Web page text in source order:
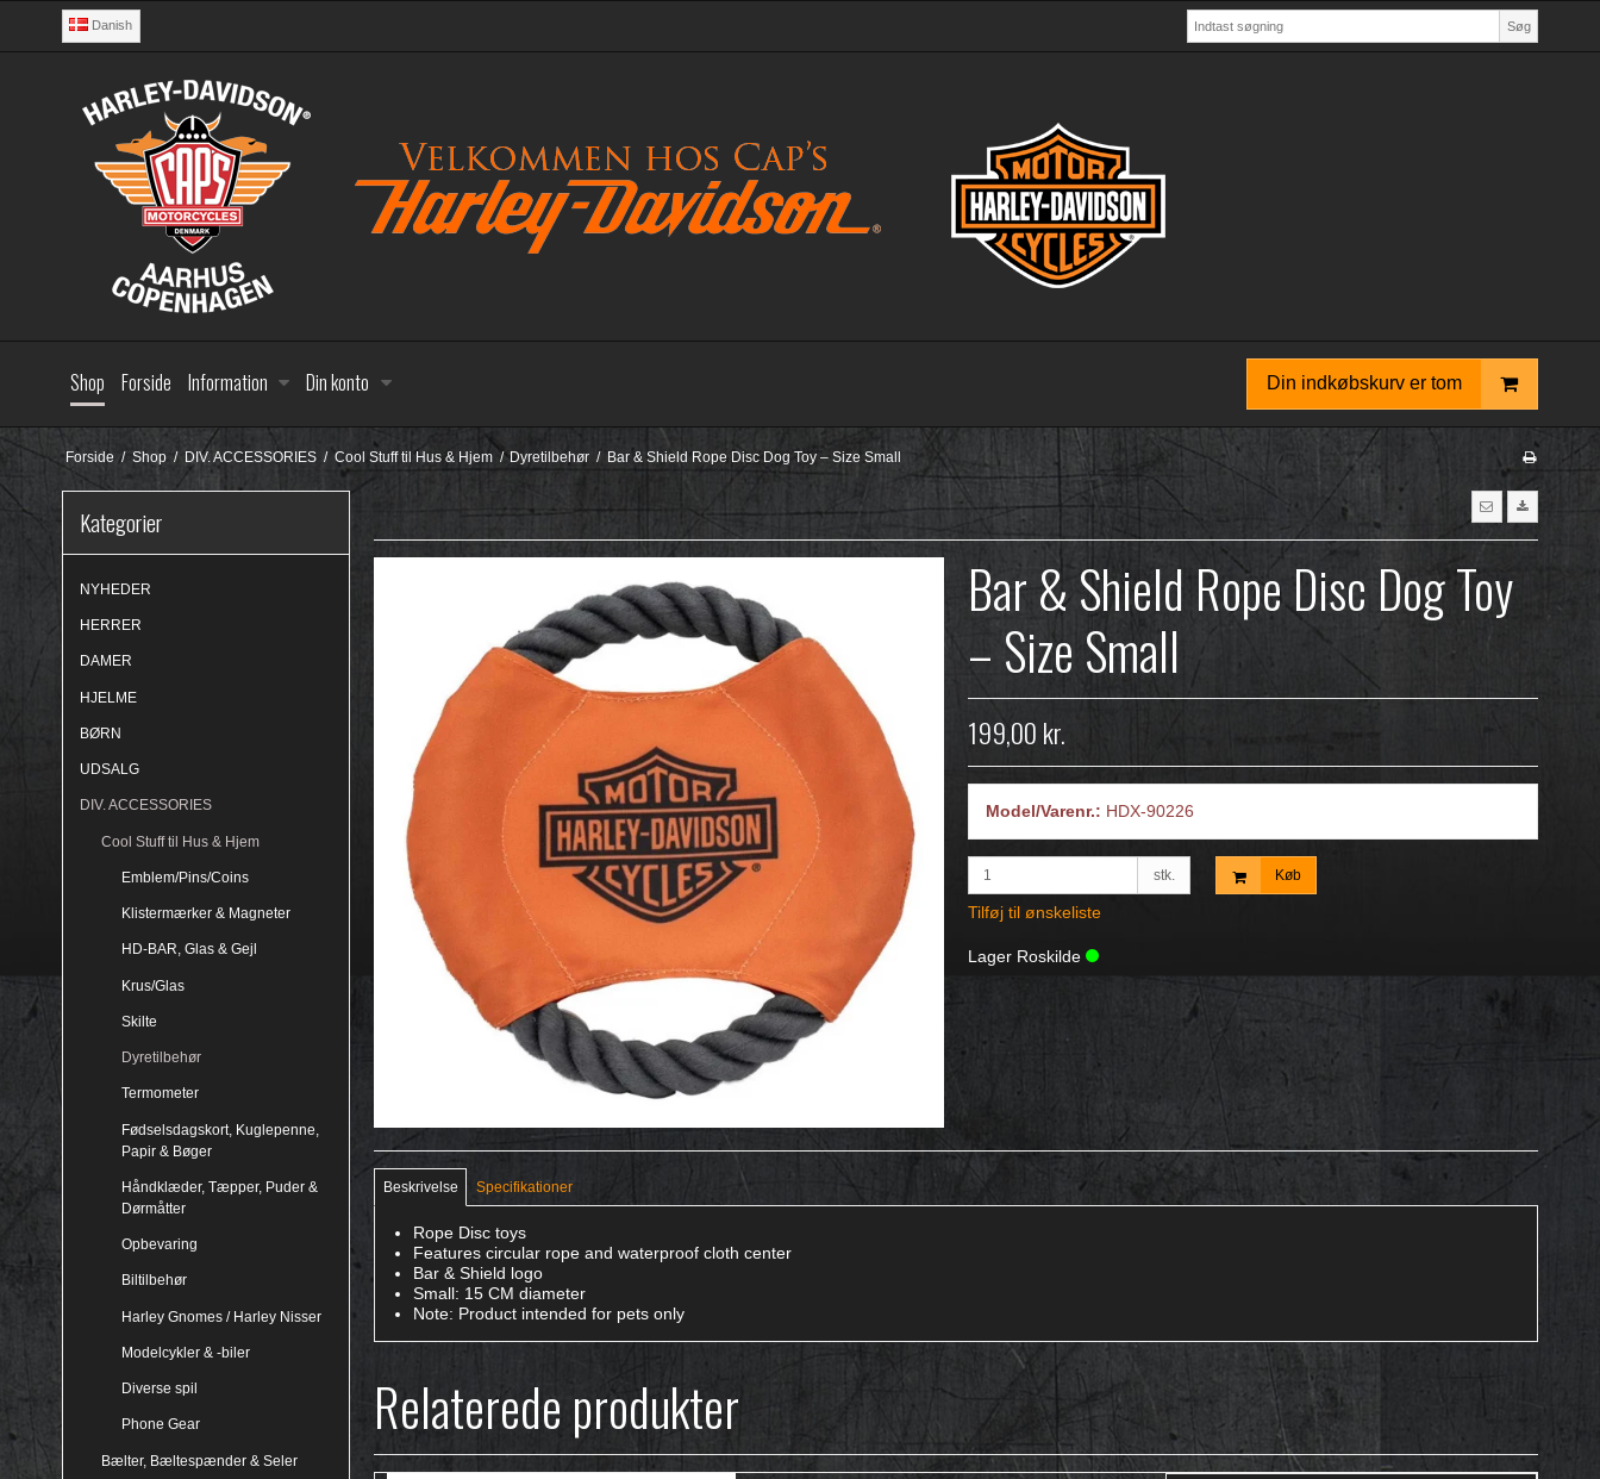
Danish Søg
Shop Forside Information Din konto Din indkøbskurv er tom
Forside / Shop / DIV. ACCESSORIES / Cool Stuff til Hus & Hjem / Dyretilbehør / Bar & Shield Rope Disc Dog Toy – Size Small
Kategorier
NYHEDER
HERRER
DAMER
HJELME
BØRN
UDSALG
DIV. ACCESSORIES
Cool Stuff til Hus & Hjem
Emblem/Pins/Coins
Klistermærker & Magneter
HD-BAR, Glas & Gejl
Krus/Glas
Skilte
Dyretilbehør
Termometer
Fødselsdagskort, Kuglepenne,
Papir & Bøger
Håndklæder, Tæpper, Puder &
Dørmåtter
Opbevaring
Biltilbehør
Harley Gnomes / Harley Nisser
Modelcykler & -biler
Diverse spil
Phone Gear
Bælter, Bæltespænder & Seler
Bar & Shield Rope Disc Dog Toy
– Size Small
199,00 kr.
Model/Varenr.: HDX-90226
stk. Køb
Tilføj til ønskeliste
Lager Roskilde
Beskrivelse Specifikationer
Rope Disc toys
Features circular rope and waterproof cloth center
Bar & Shield logo
Small: 15 CM diameter
Note: Product intended for pets only
Relaterede produkter